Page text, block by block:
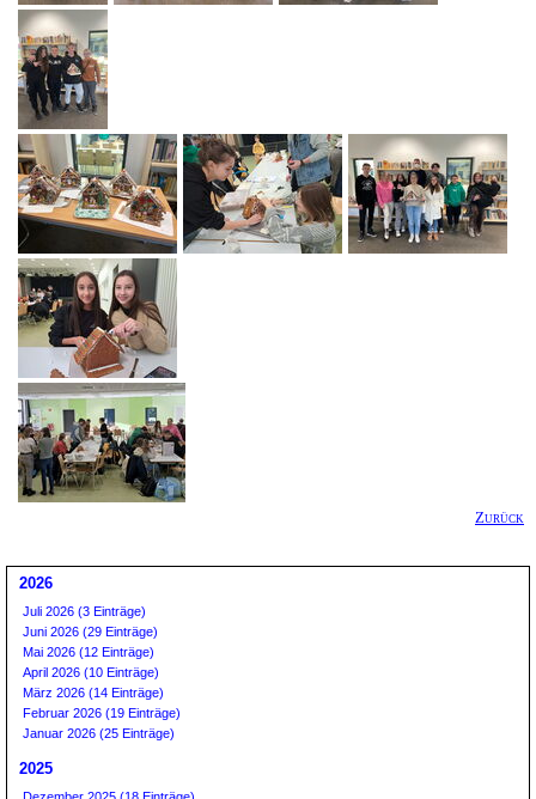
Zurück
2026
Juli 2026 (3 Einträge)
Juni 2026 (29 Einträge)
Mai 2026 (12 Einträge)
April 2026 (10 Einträge)
März 2026 (14 Einträge)
Februar 2026 (19 Einträge)
Januar 2026 (25 Einträge)
2025